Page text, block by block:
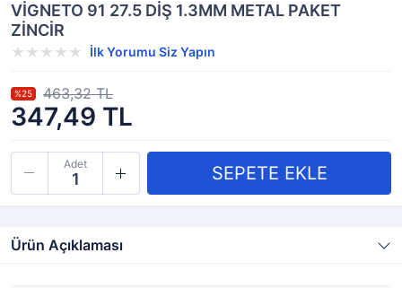
VİGNETO 91 27.5 DİŞ 1.3MM METAL PAKET
ZİNCİR
İlk Yorumu Siz Yapın
347,49 TL
%25 463,32 TL
Adet
Ürün Açıklaması